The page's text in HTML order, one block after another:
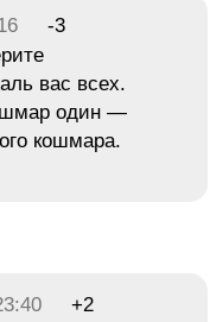
-3
вас всех.
один —
кошмара.
+2